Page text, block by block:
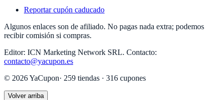
Reportar cupón caducado
Algunos enlaces son de afiliado. No pagas nada extra; podemos
recibir comisión si compras.
Editor: ICN Marketing Network SRL. Contacto:
contacto@yacupon.es
© 2026YaCupon· 259 tiendas · 316 cupones
Volver arriba